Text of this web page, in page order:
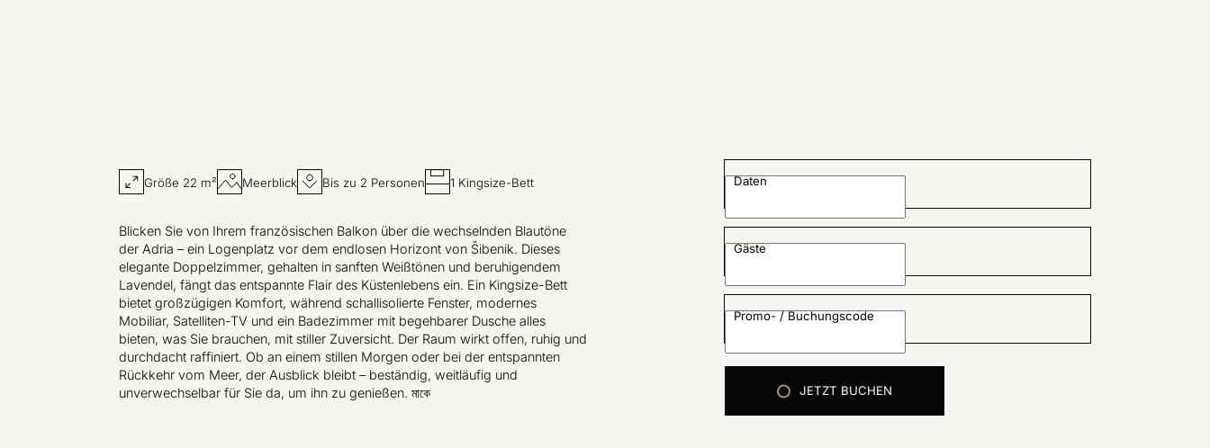
Größe 22 m² Meerblick Bis zu 2 Personen 1 Kingsize-Bett
Blicken Sie von Ihrem französischen Balkon über die wechselnden Blautöne
der Adria – ein Logenplatz vor dem endlosen Horizont von Šibenik. Dieses
elegante Doppelzimmer, gehalten in sanften Weißtönen und beruhigendem
Lavendel, fängt das entspannte Flair des Küstenlebens ein. Ein Kingsize-Bett
bietet großzügigen Komfort, während schallisolierte Fenster, modernes
Mobiliar, Satelliten-TV und ein Badezimmer mit begehbarer Dusche alles
bieten, was Sie brauchen, mit stiller Zuversicht. Der Raum wirkt offen, ruhig und
durchdacht raffiniert. Ob an einem stillen Morgen oder bei der entspannten
Rückkehr vom Meer, der Ausblick bleibt – beständig, weitläufig und
unverwechselbar für Sie da, um ihn zu genießen. মাকে
Daten
Gäste
Promo- / Buchungscode
JETZT BUCHEN